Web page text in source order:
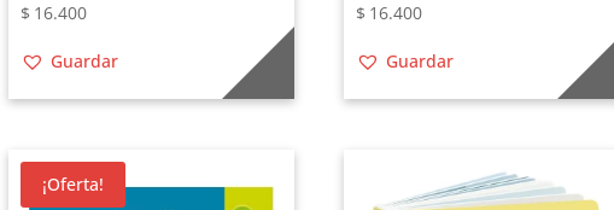
$ 16.400
Guardar
$ 16.400
Guardar
¡Oferta!